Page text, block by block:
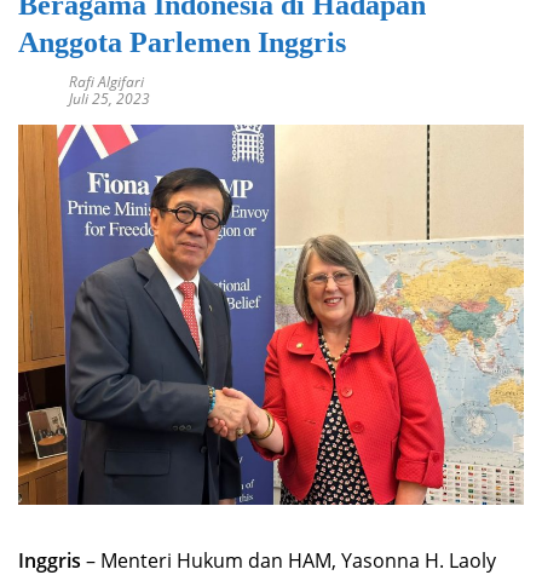
Anggota Parlemen Inggris
Rafi Algifari
Juli 25, 2023
Inggris – Menteri Hukum dan HAM, Yasonna H. Laoly